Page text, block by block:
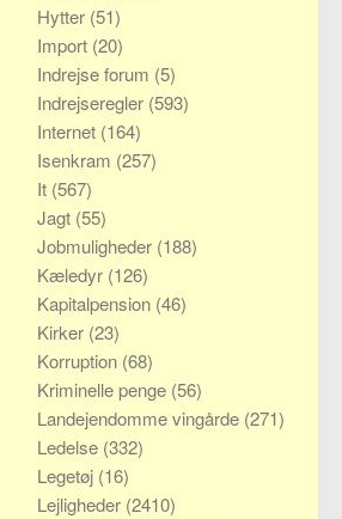
Hytter (51)
Import (20)
Indrejse forum (5)
Indrejseregler (593)
Internet (164)
Isenkram (257)
It (567)
Jagt (55)
Jobmuligheder (188)
Kæledyr (126)
Kapitalpension (46)
Kirker (23)
Korruption (68)
Kriminelle penge (56)
Landejendomme vingårde (271)
Ledelse (332)
Legetøj (16)
Lejligheder (2410)